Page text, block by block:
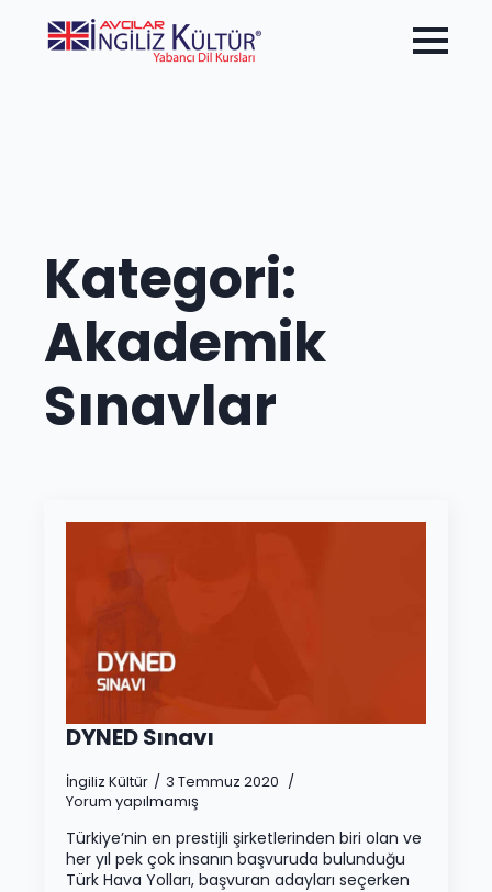
Kategori:
Akademik
Sınavlar
DYNED Sınavı
İngiliz Kültür
3 Temmuz 2020
Yorum yapılmamış
Türkiye’nin en prestijli şirketlerinden biri olan ve
her yıl pek çok insanın başvuruda bulunduğu
Türk Hava Yolları, başvuran adayları seçerken